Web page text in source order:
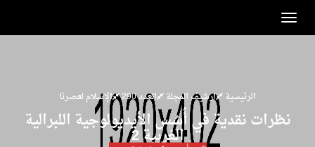
Toggle
navigation
الرئيسية ارشيف المجلة العدد 290 الإسلام لعصرنا
نظرات نقدية في أُسُس الأيديولوجية اللبرالية
الغربية 2